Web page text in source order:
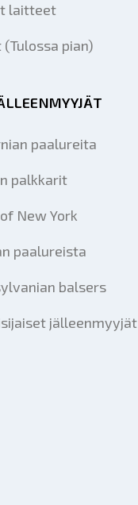
laitteet
pian)
paalureita
palkkarit
New York
paalureista
balsers
jälleenmyyjät